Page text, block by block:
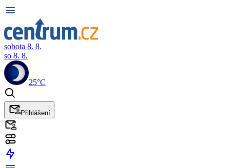
sobota 8. 8.
so 8. 8.
25°C
Přihlášení